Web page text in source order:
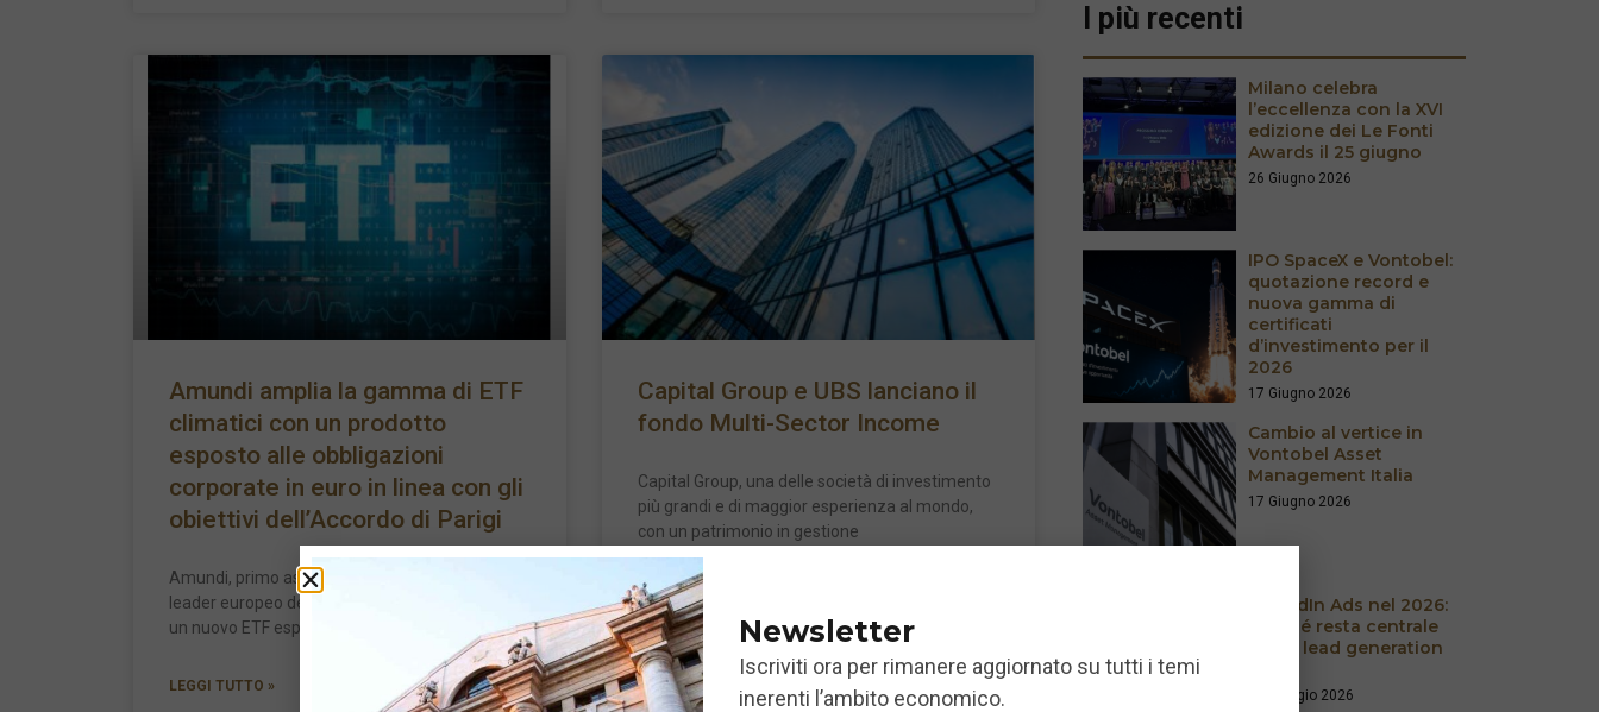
Amundi amplia la gamma di ETF
climatici con un prodotto
esposto alle obbligazioni
corporate in euro in linea con gli
obiettivi dell’Accordo di Parigi
Amundi, primo asset manager europeo[1] e
leader europeo degli ETF[2], annuncia il lancio di
un nuovo ETF esposto alle obbligazioni
LEGGI TUTTO »
Capital Group e UBS lanciano il
fondo Multi-Sector Income
Capital Group, una delle società di investimento
più grandi e di maggior esperienza al mondo,
con un patrimonio in gestione
LEGGI TUTTO »
I più recenti
Milano celebra
l’eccellenza con la XVI
edizione dei Le Fonti
Awards il 25 giugno
26 Giugno 2026
IPO SpaceX e Vontobel:
quotazione record e
nuova gamma di
certificati
d’investimento per il
2026
17 Giugno 2026
Cambio al vertice in
Vontobel Asset
Management Italia
17 Giugno 2026
LinkedIn Ads nel 2026:
perché resta centrale
per la lead generation
28 Maggio 2026
Newsletter
Iscriviti ora per rimanere aggiornato su tutti i temi
inerenti l’ambito economico.